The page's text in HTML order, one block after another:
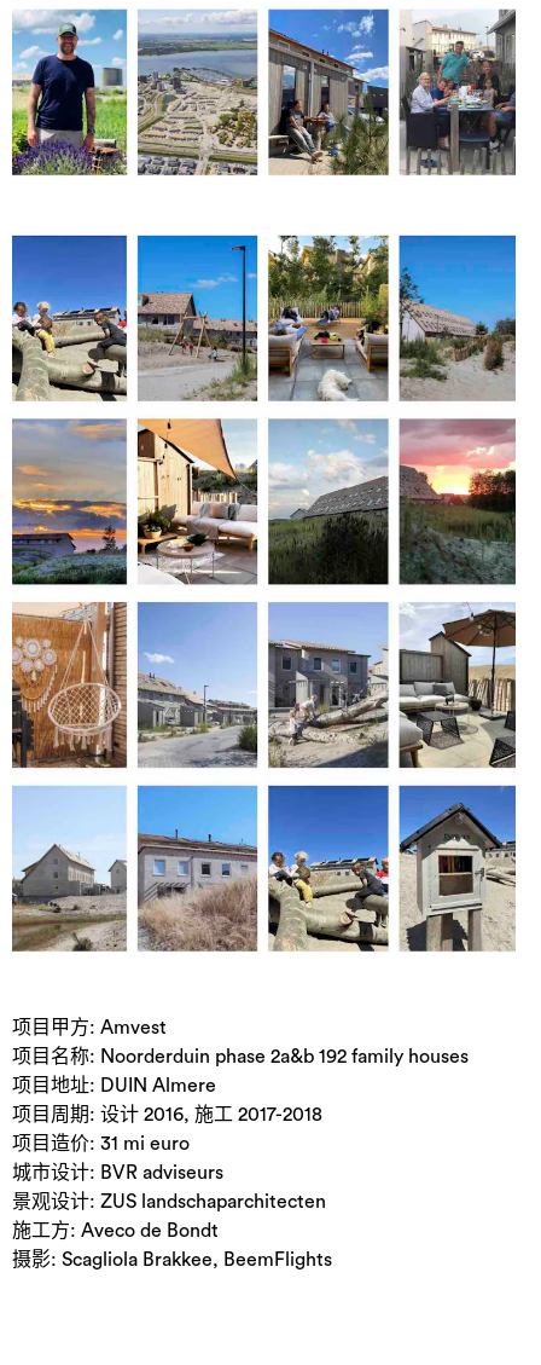
项目甲方: Amvest
项目名称: Noorderduin phase 2a&b 192 family houses
项目地址: DUIN Almere
项目周期: 设计 2016, 施工 2017-2018
项目造价: 31 mi euro
城市设计: BVR adviseurs
景观设计: ZUS landschaparchitecten
施工方: Aveco de Bondt
摄影: Scagliola Brakkee, BeemFlights